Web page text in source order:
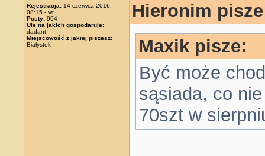
Rejestracja: 14 czerwca 2016,
08:15 - wt
Posty: 904
Ule na jakich gospodaruję:
dadant
Miejscowość z jakiej piszesz:
Białystok
Hieronim
Maxik pisze:
Być może
sąsiada, co
70szt w